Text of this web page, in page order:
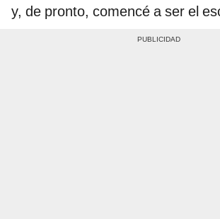
y, de pronto, comencé a ser el